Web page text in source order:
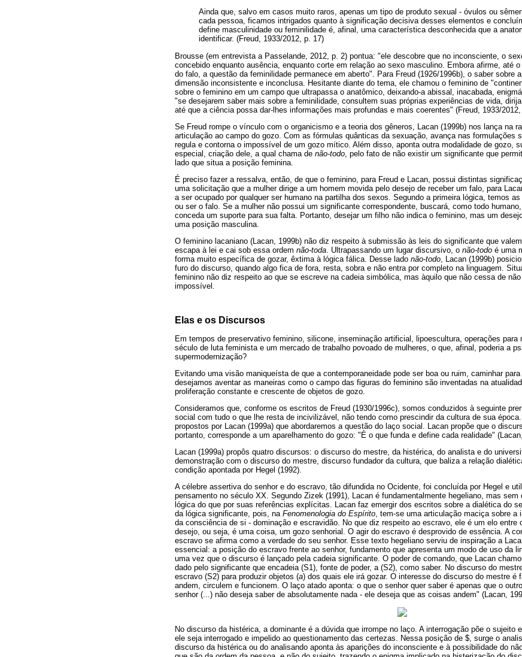
Ainda que, salvo em casos muito raros, apenas um tipo de produto sexual - óvulos ou
cada pessoa, ficamos intrigados quanto à significação decisiva desses elementos e
define masculinidade ou feminilidade é, afinal, uma característica desconhecida que a
identificar. (Freud, 1933/2012, p. 17)
Brousse (em entrevista a Passelande, 2012, p. 2) pontua: "ele descobre que no inconsciente, o
concebido enquanto ausência, enquanto corte em relação ao sexo masculino. Embora afirme, até
do falo, a questão da feminilidade permanece em aberto". Para Freud (1926/1996b), o saber sobre
dimensão inconsistente e inconclusa. Hesitante diante do tema, ele chamou o feminino de
sobre o feminino em um campo que ultrapassa o anatômico, deixando-a abissal, inacabada,
"se desejarem saber mais sobre a feminilidade, consultem suas próprias experiências de vida,
até que a ciência possa dar-lhes informações mais profundas e mais coerentes" (Freud, 1933/2012,
Se Freud rompe o vínculo com o organicismo e a teoria dos gêneros, Lacan (1999b) nos lança na
articulação ao campo do gozo. Com as fórmulas quânticas da sexuação, avança nas formulações
regula e contorna o impossível de um gozo mítico. Além disso, aponta outra modalidade de gozo,
especial, criação dele, a qual chama de não-todo , pelo fato de não existir um significante que
lado que situa a posição feminina.
É preciso fazer a ressalva, então, de que o feminino, para Freud e Lacan, possui distintas
uma solicitação que a mulher dirige a um homem movida pelo desejo de receber um falo, para
a ser ocupado por qualquer ser humano na partilha dos sexos. Segundo a primeira lógica, temos
ou ser o falo. Se a mulher não possui um significante correspondente, buscará, como todo
conceda um suporte para sua falta. Portanto, desejar um filho não indica o feminino, mas um
uma posição masculina.
O feminino lacaniano (Lacan, 1999b) não diz respeito à submissão às leis do significante que
escapa à lei e cai sob essa ordem não-toda. Ultrapassando um lugar discursivo, o não-todo é uma
forma muito específica de gozar, êxtima à lógica fálica. Desse lado não-todo, Lacan (1999b)
furo do discurso, quando algo fica de fora, resta, sobra e não entra por completo na linguagem.
feminino não diz respeito ao que se escreve na cadeia simbólica, mas àquilo que não cessa de
impossível.
Elas e os Discursos
Em tempos de preservativo feminino, silicone, inseminação artificial, lipoescultura, operações para
século de luta feminista e um mercado de trabalho povoado de mulheres, o que, afinal, poderia a
supermodernização?
Evitando uma visão maniqueísta de que a contemporaneidade pode ser boa ou ruim, caminhar para
desejamos aventar as maneiras como o campo das figuras do feminino são inventadas na
proliferação constante e crescente de objetos de gozo.
Consideramos que, conforme os escritos de Freud (1930/1996c), somos conduzidos à seguinte
social com tudo o que lhe resta de incivilizável, não tendo como prescindir da cultura de sua
propostos por Lacan (1999a) que abordaremos a questão do laço social. Lacan propõe que o
portanto, corresponde a um aparelhamento do gozo: "É o que funda e define cada realidade"
Lacan (1999a) propôs quatro discursos: o discurso do mestre, da histérica, do analista e do
demonstração com o discurso do mestre, discurso fundador da cultura, que baliza a relação
condição apontada por Hegel (1992).
A célebre assertiva do senhor e do escravo, tão difundida no Ocidente, foi concluída por Hegel e
pensamento no século XX. Segundo Zizek (1991), Lacan é fundamentalmente hegeliano, mas sem
lógica do que por suas referências explícitas. Lacan faz emergir dos escritos sobre a dialética do
da lógica significante, pois, na Fenomenologia do Espírito, tem-se uma articulação maciça sobre a
da consciência de si - dominação e escravidão. No que diz respeito ao escravo, ele é um elo entre
desejo, ou seja, é uma coisa, um gozo senhorial. O agir do escravo é desprovido de essência. A
escravo se afirma como a verdade do seu senhor. Esse texto hegeliano serviu de inspiração a
essencial: a posição do escravo frente ao senhor, fundamento que apresenta um modo de uso da
uma vez que o discurso é lançado pela cadeia significante. O poder de comando, que Lacan
dado pelo significante que encadeia (S1), fonte de poder, a (S2), como saber. No discurso do
escravo (S2) para produzir objetos (a) dos quais ele irá gozar. O interesse do discurso do mestre é
andem, circulem e funcionem. O laço atado aponta: o que o senhor quer saber é apenas que o
senhor (...) não deseja saber de absolutamente nada - ele deseja que as coisas andem" (Lacan,
No discurso da histérica, a dominante é a dúvida que irrompe no laço. A interrogação põe o sujeito
ele seja interrogado e impelido ao questionamento das certezas. Nessa posição de $, surge o
discurso da histérica ou do analisando aponta às aparições do inconsciente e à possibilidade do